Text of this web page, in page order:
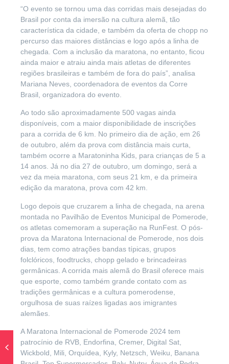
“O evento se tornou uma das corridas mais desejadas do
Brasil por conta da imersão na cultura alemã, tão
característica da cidade, e também da oferta de chopp no
percurso das maiores distâncias e logo após a linha de
chegada. Com a inclusão da maratona, no entanto, ficou
ainda maior e atraiu ainda mais atletas de diferentes
regiões brasileiras e também de fora do país”, analisa
Mariana Neves, coordenadora de eventos da Corre
Brasil, organizadora do evento.
Ao todo são aproximadamente 500 vagas ainda
disponíveis, com a maior disponibilidade de inscrições
para a corrida de 6 km. No primeiro dia de ação, em 26
de outubro, além da prova com distância mais curta,
também ocorre a Maratoninha Kids, para crianças de 5 a
14 anos. Já no dia 27 de outubro, um domingo, será a
vez da meia maratona, com seus 21 km, e da primeira
edição da maratona, prova com 42 km.
Logo depois que cruzarem a linha de chegada, na arena
montada no Pavilhão de Eventos Municipal de Pomerode,
os atletas comemoram a superação na RunFest. O pós-
prova da Maratona Internacional de Pomerode, nos dois
dias, tem como atrações bandas típicas, grupos
folclóricos, foodtrucks, chopp gelado e brincadeiras
germânicas. A corrida mais alemã do Brasil oferece mais
que esporte, como também grande contato com as
tradições germânicas e a cultura pomerodense,
orgulhosa de suas raízes ligadas aos imigrantes
alemães.
A Maratona Internacional de Pomerode 2024 tem
patrocínio de RVB, Endorfina, Cremer, Digital Sat,
Wickbold, Mili, Orquídea, Kyly, Netzsch, Weiku, Banana